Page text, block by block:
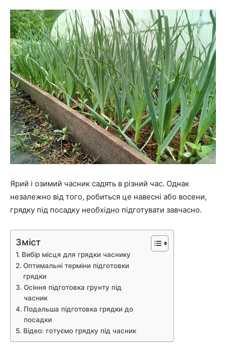
Ярий і озимий часник садять в різний час. Однак
незалежно від того, робиться це навесні або восени,
грядку під посадку необхідно підготувати завчасно.
Зміст
Вибір місця для грядки часнику
Оптимальні терміни підготовки
грядки
Осіння підготовка грунту під
часник
Подальша підготовка грядки до
посадки
Відео: готуємо грядку під часник